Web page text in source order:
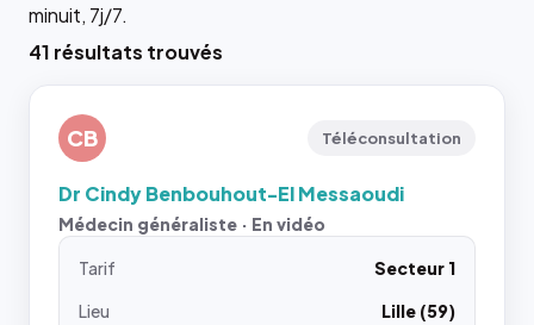
minuit, 7j/7.
41 résultats trouvés
CB Téléconsultation
Dr Cindy Benbouhout-El Messaoudi
Médecin généraliste · En vidéo
Tarif
Secteur 1
Lieu
Lille (59)